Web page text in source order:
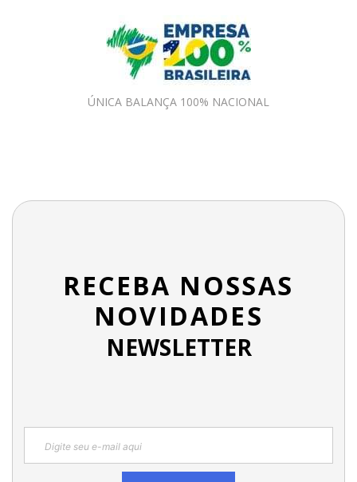
ÚNICA BALANÇA 100% NACIONAL
RECEBA NOSSAS
NOVIDADES
NEWSLETTER